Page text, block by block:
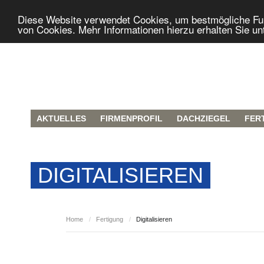
Diese Website verwendet Cookies, um bestmögliche
von Cookies. Mehr Informationen hierzu erhalten Sie
AKTUELLES FIRMENPROFIL DACHZIEGEL
DIGITALISIEREN
Home / Fertigung / Digitalisieren